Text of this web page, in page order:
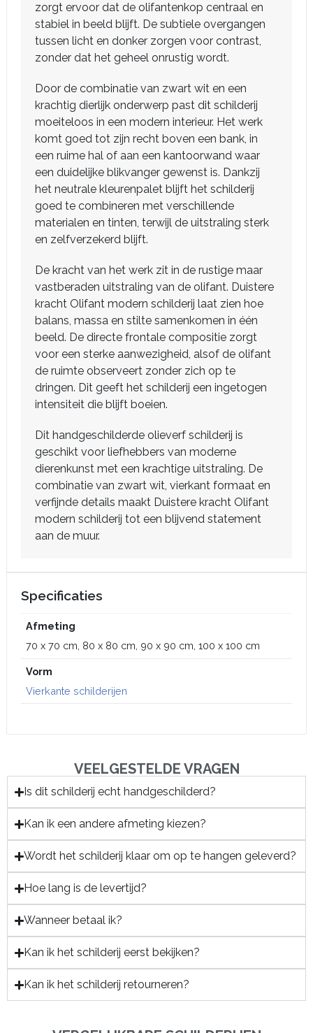
zorgt ervoor dat de olifantenkop centraal en
stabiel in beeld blijft. De subtiele overgangen
tussen licht en donker zorgen voor contrast,
zonder dat het geheel onrustig wordt.
Door de combinatie van zwart wit en een
krachtig dierlijk onderwerp past dit schilderij
moeiteloos in een modern interieur. Het werk
komt goed tot zijn recht boven een bank, in
een ruime hal of aan een kantoorwand waar
een duidelijke blikvanger gewenst is. Dankzij
het neutrale kleurenpalet blijft het schilderij
goed te combineren met verschillende
materialen en tinten, terwijl de uitstraling sterk
en zelfverzekerd blijft.
De kracht van het werk zit in de rustige maar
vastberaden uitstraling van de olifant. Duistere
kracht Olifant modern schilderij laat zien hoe
balans, massa en stilte samenkomen in één
beeld. De directe frontale compositie zorgt
voor een sterke aanwezigheid, alsof de olifant
de ruimte observeert zonder zich op te
dringen. Dit geeft het schilderij een ingetogen
intensiteit die blijft boeien.
Dit handgeschilderde olieverf schilderij is
geschikt voor liefhebbers van moderne
dierenkunst met een krachtige uitstraling. De
combinatie van zwart wit, vierkant formaat en
verfijnde details maakt Duistere kracht Olifant
modern schilderij tot een blijvend statement
aan de muur.
Specificaties
Afmeting
70 x 70 cm, 80 x 80 cm, 90 x 90 cm, 100 x 100 cm
Vorm
Vierkante schilderijen
VEELGESTELDE VRAGEN
Is dit schilderij echt handgeschilderd?
Kan ik een andere afmeting kiezen?
Wordt het schilderij klaar om op te hangen geleverd?
Hoe lang is de levertijd?
Wanneer betaal ik?
Kan ik het schilderij eerst bekijken?
Kan ik het schilderij retourneren?